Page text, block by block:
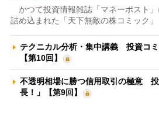
かつて投資情報雑誌「マネーポスト
詰め込まれた「天下無敵の株コミック
テクニカル分析・集中講義 投資コミ
【第10回】
不透明相場に勝つ信用取引の極意
長！」【第9回】